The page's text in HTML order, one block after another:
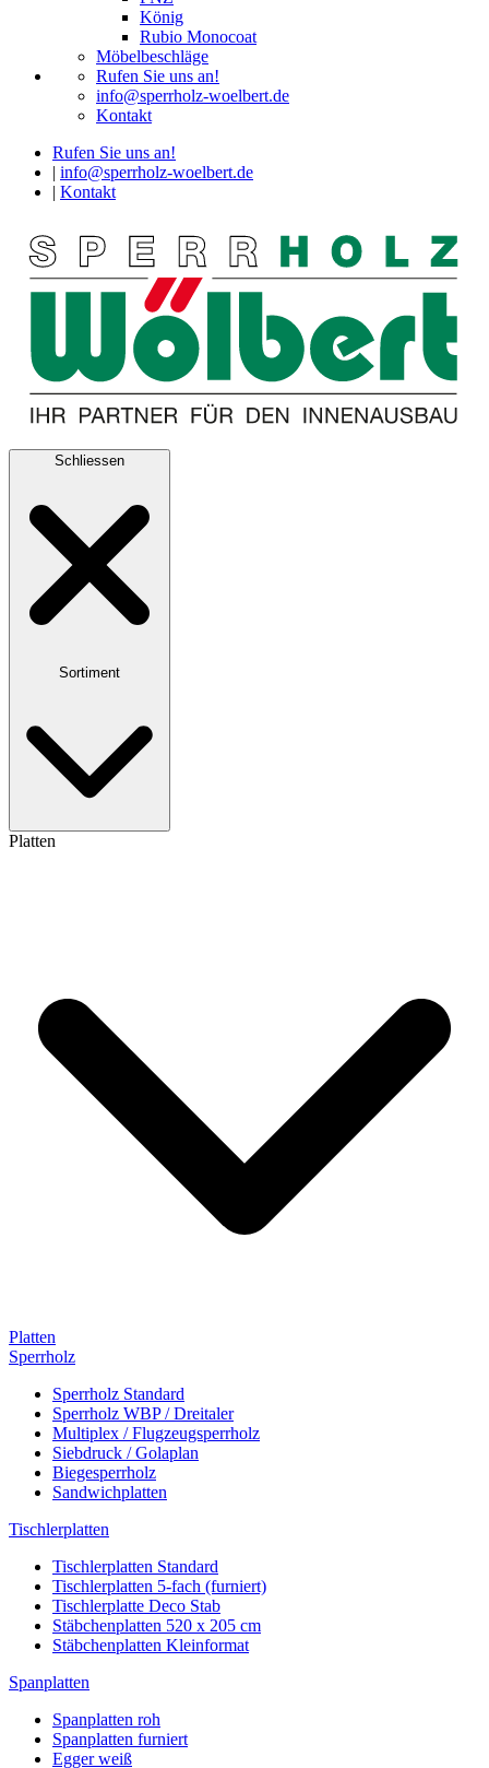
König
Rubio Monocoat
Möbelbeschläge
Rufen Sie uns an!
info@sperrholz-woelbert.de
Kontakt
Rufen Sie uns an!
info@sperrholz-woelbert.de
Kontakt
Schliessen
Sortiment
Platten
Platten
Sperrholz
Sperrholz Standard
Sperrholz WBP / Dreitaler
Multiplex / Flugzeugsperrholz
Siebdruck / Golaplan
Biegesperrholz
Sandwichplatten
Tischlerplatten
Tischlerplatten Standard
Tischlerplatten 5-fach (furniert)
Tischlerplatte Deco Stab
Stäbchenplatten 520 x 205 cm
Stäbchenplatten Kleinformat
Spanplatten
Spanplatten roh
Spanplatten furniert
Egger weiß